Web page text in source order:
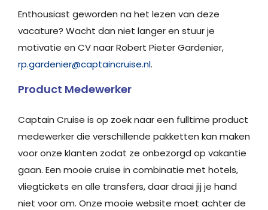
Enthousiast geworden na het lezen van deze
vacature? Wacht dan niet langer en stuur je
motivatie en CV naar Robert Pieter Gardenier,
rp.gardenier@captaincruise.nl.
Product Medewerker
Captain Cruise is op zoek naar een fulltime product
medewerker die verschillende pakketten kan maken
voor onze klanten zodat ze onbezorgd op vakantie
gaan. Een mooie cruise in combinatie met hotels,
vliegtickets en alle transfers, daar draai jij je hand
niet voor om. Onze mooie website moet achter de